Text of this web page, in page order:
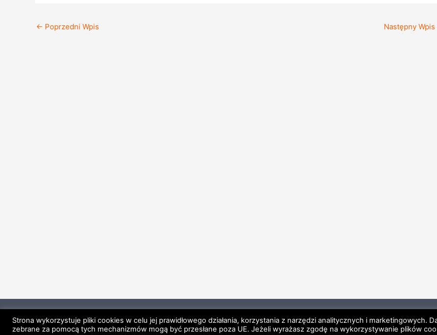
← Poprzedni Wpis Następny Wpis
Strona główna Regulamin Polityka prywatności Regulamin newsletter
Licencje Enterprise
Strona wykorzystuje pliki cookies w celu jej prawidłowego działania, korzystania z narzędzi analitycznych i marketingowych.
zebrane za pomocą tych mechanizmów mogą być przesłane poza UE. Jeżeli wyrażasz zgodę na wykorzystywanie plików